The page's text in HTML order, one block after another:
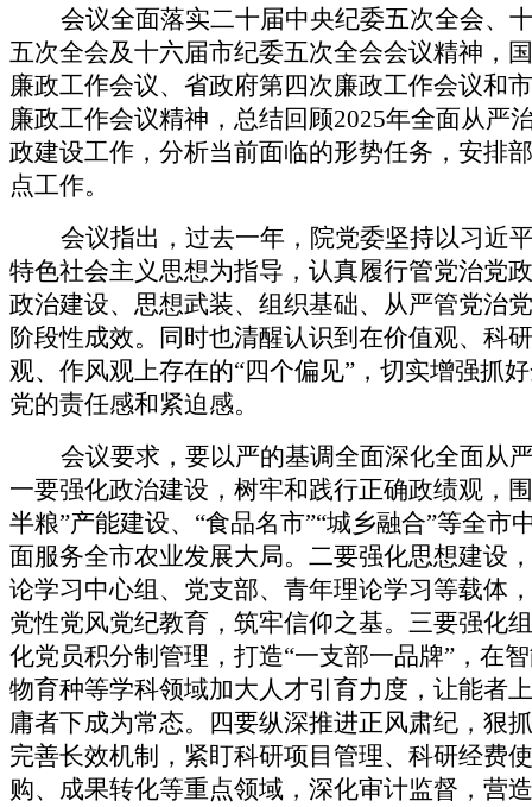
会议全面落实二十届中央纪委五次全会、
五次全会及十六届市纪委五次全会会议精神 ，
廉政工作会议、省政府第四次廉政工作会议和
廉政工作会议精神 ，总结回顾2025年全面从严
政建设工作，分析当前面临的形势任务，安排
点工作。
会议指出，过去一年，院党委坚持以习近
特色社会主义思想为指导，认真履行管党治党
政治建设、思想武装、组织基础、从严管党治
阶段性成效。同时也清醒认识到 在价值观、科
观、作风观上存在的“四个偏见”，切实增强抓
党的责任感和紧迫感。
会议要求，要以严的基调全面深化全面从
一要强化政治建设，树牢和践行正确政绩观，
半粮”产能建设、“食品名市”“城乡融合”等全市
面服务全市农业发展大局。二要强化思想建设
论学习中心组、党支部、青年理论学习等载体
党性党风党纪教育，筑牢信仰之基。三要强化
化党员积分制管理，打造“一支部一品牌”，在
物育种等学科领域加大人才引育力度，让能者
庸者下成为常态。四要纵深推进正风肃纪，狠
完善长效机制，紧盯科研项目管理、科研经费
购、成果转化等重点领域，深化审计监督，营